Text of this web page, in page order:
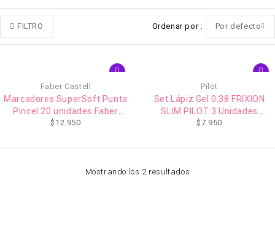
FILTRO Ordenar por Por defecto
Faber Castell
Marcadores SuperSoft Punta
Pincel 20 unidades Faber
castell
$ 12.950
Pilot
Set Lápiz Gel 0.38 FRIXION
SLIM PILOT 3 Unidades
(Borrable)
$7.950
Mostrando los 2 resultados